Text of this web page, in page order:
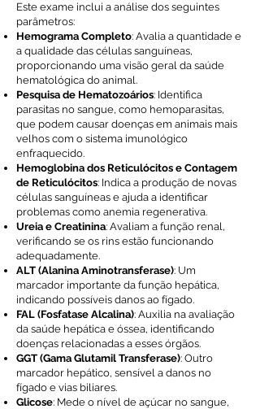
Este exame inclui a análise dos seguintes
parâmetros:
Hemograma Completo: Avalia a quantidade e
a qualidade das células sanguíneas,
proporcionando uma visão geral da saúde
hematológica do animal.
Pesquisa de Hematozoários: Identifica
parasitas no sangue, como hemoparasitas,
que podem causar doenças em animais mais
velhos com o sistema imunológico
enfraquecido.
Hemoglobina dos Reticulócitos e Contagem
de Reticulócitos: Indica a produção de novas
células sanguíneas e ajuda a identificar
problemas como anemia regenerativa.
Ureia e Creatinina: Avaliam a função renal,
verificando se os rins estão funcionando
adequadamente.
ALT (Alanina Aminotransferase): Um
marcador importante da função hepática,
indicando possíveis danos ao fígado.
FAL (Fosfatase Alcalina): Auxilia na avaliação
da saúde hepática e óssea, identificando
doenças relacionadas a esses órgãos.
GGT (Gama Glutamil Transferase): Outro
marcador hepático, sensível a danos no
fígado e vias biliares.
Glicose: Mede o nível de açúcar no sangue,